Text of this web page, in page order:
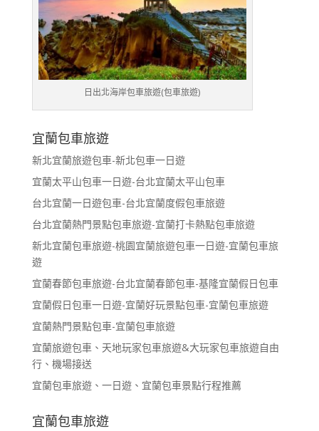
日出北海岸包車旅遊(包車旅遊)
宜蘭包車旅遊
新北宜蘭旅遊包車-新北包車一日遊
宜蘭太平山包車一日遊-台北宜蘭太平山包車
台北宜蘭一日遊包車-台北宜蘭度假包車旅遊
台北宜蘭熱門景點包車旅遊-宜蘭打卡熱點包車旅遊
新北宜蘭包車旅遊-桃園宜蘭旅遊包車一日遊-宜蘭包車旅
遊
宜蘭春節包車旅遊-台北宜蘭春節包車-基隆宜蘭假日包車
宜蘭假日包車一日遊-宜蘭好玩景點包車-宜蘭包車旅遊
宜蘭熱門景點包車-宜蘭包車旅遊
宜蘭旅遊包車、天地玩家包車旅遊&大玩家包車旅遊自由
行、機場接送
宜蘭包車旅遊、一日遊、宜蘭包車景點行程推薦
宜蘭包車旅遊